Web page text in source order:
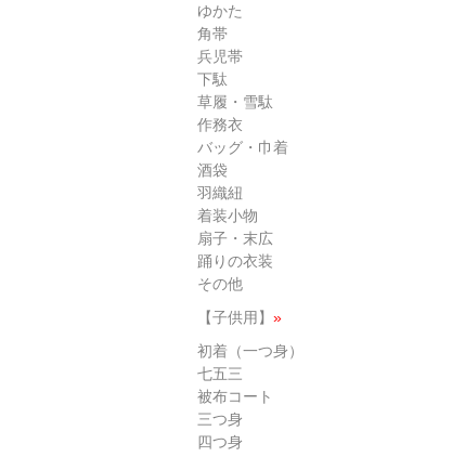
ゆかた
角帯
兵児帯
下駄
草履・雪駄
作務衣
バッグ・巾着
酒袋
羽織紐
着装小物
扇子・末広
踊りの衣装
その他
【子供用】 »
初着（一つ身）
七五三
被布コート
三つ身
四つ身